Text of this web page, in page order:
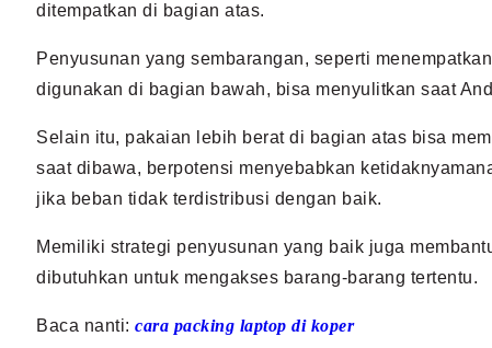
ditempatkan di bagian atas.
Penyusunan yang sembarangan, seperti
digunakan di bagian bawah, bisa menyulitkan saat
Selain itu, pakaian lebih berat di bagian atas bisa
saat dibawa, berpotensi menyebabkan
jika beban tidak terdistribusi dengan baik.
Memiliki strategi penyusunan yang baik juga
dibutuhkan untuk mengakses barang-barang tertentu.
Baca nanti: cara packing laptop di koper